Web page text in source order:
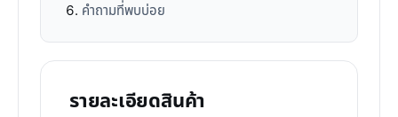
คำถามที่พบบ่อย
รายละเอียดสินค้า